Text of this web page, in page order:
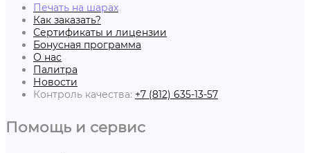
Печать на шарах
Как заказать?
Сертификаты и лицензии
Бонусная программа
О нас
Палитра
Новости
Контроль качества: +7 (812) 635-13-57
Помощь и сервис